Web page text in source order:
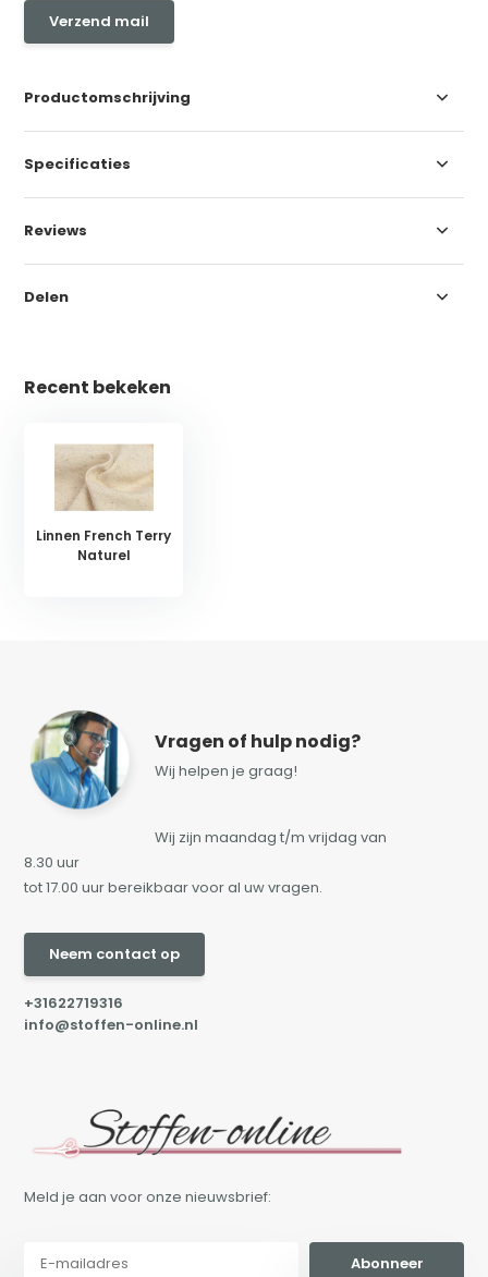
Verzend mail
Productomschrijving
Specificaties
Reviews
Delen
Recent bekeken
Linnen French Terry
Naturel
Vragen of hulp nodig?
Wij helpen je graag!
Wij zijn maandag t/m vrijdag van
8.30 uur
tot 17.00 uur bereikbaar voor al uw vragen.
Neem contact op
+31622719316
info@stoffen-online.nl
Meld je aan voor onze nieuwsbrief:
Abonneer